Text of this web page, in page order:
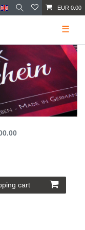
EUR 0.00
☰
cart